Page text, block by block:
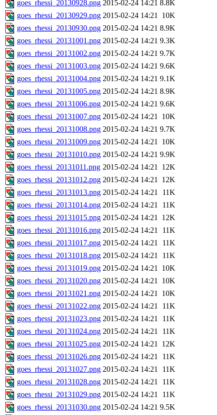
goes_rhessi_20130928.png 2015-02-24 14:21 8.8K
goes_rhessi_20130929.png 2015-02-24 14:21 10K
goes_rhessi_20130930.png 2015-02-24 14:21 8.9K
goes_rhessi_20131001.png 2015-02-24 14:21 9.3K
goes_rhessi_20131002.png 2015-02-24 14:21 9.7K
goes_rhessi_20131003.png 2015-02-24 14:21 9.6K
goes_rhessi_20131004.png 2015-02-24 14:21 9.1K
goes_rhessi_20131005.png 2015-02-24 14:21 8.9K
goes_rhessi_20131006.png 2015-02-24 14:21 9.6K
goes_rhessi_20131007.png 2015-02-24 14:21 10K
goes_rhessi_20131008.png 2015-02-24 14:21 9.7K
goes_rhessi_20131009.png 2015-02-24 14:21 10K
goes_rhessi_20131010.png 2015-02-24 14:21 9.9K
goes_rhessi_20131011.png 2015-02-24 14:21 12K
goes_rhessi_20131012.png 2015-02-24 14:21 12K
goes_rhessi_20131013.png 2015-02-24 14:21
11K
goes_rhessi_20131014.png 2015-02-24 14:21
11K
goes_rhessi_20131015.png 2015-02-24 14:21 12K
goes_rhessi_20131016.png 2015-02-24 14:21
11K
goes_rhessi_20131017.png 2015-02-24 14:21
11K
goes_rhessi_20131018.png 2015-02-24 14:21
11K
goes_rhessi_20131019.png 2015-02-24 14:21 10K
goes_rhessi_20131020.png 2015-02-24 14:21 10K
goes_rhessi_20131021.png 2015-02-24 14:21 10K
goes_rhessi_20131022.png 2015-02-24 14:21
11K
goes_rhessi_20131023.png 2015-02-24 14:21
11K
goes_rhessi_20131024.png 2015-02-24 14:21
11K
goes_rhessi_20131025.png 2015-02-24 14:21 12K
goes_rhessi_20131026.png 2015-02-24 14:21
11K
goes_rhessi_20131027.png 2015-02-24 14:21
11K
goes_rhessi_20131028.png 2015-02-24 14:21
11K
goes_rhessi_20131029.png 2015-02-24 14:21
11K
goes_rhessi_20131030.png 2015-02-24 14:21 9.5K